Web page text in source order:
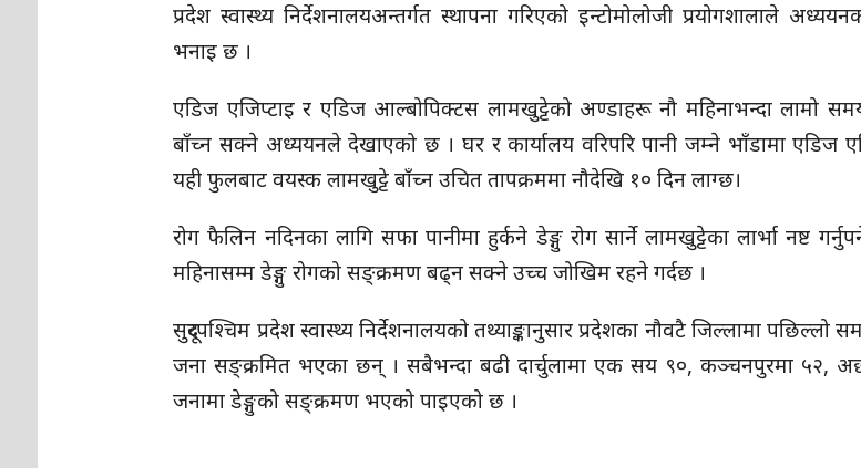
प्रदेश स्वास्थ्य निर्देशनालयअन्तर्गत स्थापना गरिएको इन्टोमोलोजी प्रयोगशालाले
भनाइ छ ।
एडिज एजिप्टाइ र एडिज आल्बोपिक्टस लामखुट्टेको अण्डाहरू नौ महिनाभन्दा लामो
बाँच्न सक्ने अध्ययनले देखाएको छ । घर र कार्यालय वरिपरि पानी जम्ने भाँडामा एडिज
यही फुलबाट वयस्क लामखुट्टे बाँच्न उचित तापक्रममा नौदेखि १० दिन लाग्छ।
रोग फैलिन नदिनका लागि सफा पानीमा हुर्कने डेङ्गु रोग सार्ने लामखुट्टेका लार्भा नष्ट
महिनासम्म डेङ्गु रोगको सङ्क्रमण बढ्न सक्ने उच्च जोखिम रहने गर्दछ ।
सुदूरपश्चिम प्रदेश स्वास्थ्य निर्देशनालयको तथ्याङ्कानुसार प्रदेशका नौवटै जिल्लामा पछिल्लो
जना सङ्क्रमित भएका छन् । सबैभन्दा बढी दार्चुलामा एक सय ९०, कञ्चनपुरमा ५२,
जनामा डेङ्गुको सङ्क्रमण भएको पाइएको छ ।